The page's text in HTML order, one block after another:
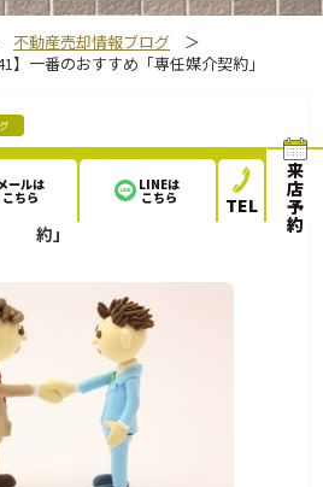
不動産売却情報ブログ
＞
】一番のおすすめ「専任媒介契約」
】一番のおすすめ「専任媒介契
約」
メールは
こちら
LINEは
こちら TEL
来
店
予
約